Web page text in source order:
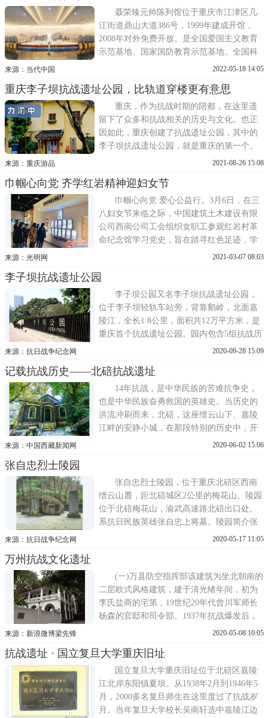
多名红岩英烈。群雕采用中国传统石窟艺术
的中心塔柱式结构，由438块
聂荣臻元帅陈列馆位于重庆市江津区几
江街道鼎山大道386号，1999年建成开馆，
2008年对外免费开放。是全国爱国主义教育
示范基地、国家国防教育示范基地、全国科
普教育基地、全国社会科学普及教育基地、
批党性教育基地网上展馆、国家AAAA级旅
游景区、国家二级博物馆，全国家庭教育创
新实践基地、川渝青少年思想政
来源：当代中国 2022-05-18 14:05
重庆李子坝抗战遗址公园，比轨道穿楼更有意思
重庆，作为抗战时期的陪都，在这里遗
留下了众多和抗战相关的历史与文化。也正
因如此，重庆创建了抗战遗址公园，其中的
李子坝抗战遗址公园，就是重庆的第一个。
李子坝抗战遗址公园位于李子坝正街66号，
度约有1 8公里，占地面积约12万平方米。李
子坝抗战遗址公园原本是一片居民区，但是
大都属于危房，在对其
来源：重庆游品 2021-08-26 15:08
巾帼心向党 齐学红岩精神迎妇女节
巾帼心向党 爱心公益行。3月6日，在三
八妇女节来临之际，中国建筑土木建设有限
公司西南公司工会组织女职工参观红岩村革
命纪念馆学习党史，旨在踏寻红色足迹，学
习百年党史，感悟红岩精神，筑牢信仰之
央南方历史专题展览——千秋红岩，馆内配
套设施完善，展陈形式多样，使大家在参观
中犹如身临其境，在大量
来源：光明网 2021-03-07 08:03
李子坝抗战遗址公园
李子坝公园又名李子坝抗战遗址公园，
位于李子坝轻轨车站旁，背靠鹅岭，北面嘉
陵江，全长1 8公里，面积共12万平方米，是
重庆首个抗战遗址公园。园内包含5组抗战历
史文物建筑，分别是高公馆、李根固旧居、
旧址，集中展示了重庆抗战时期的政治、经
济、文化、军事、外交、金融等各个方面的
历史风貌，是抗战文化
来源：抗日战争纪念网 2020-09-28 15:09
记载抗战历史——北碚抗战遗址
14年抗战，是中华民族的苦难抗争史，
也是中华民族奋勇救国的英雄史。当历史的
洪流冲刷而来，北碚，这座缙云山下、嘉陵
江畔的安静小城，在那段特别的历史中，开
始牵动全中国敏感的神经末梢。抗战时期，
里传下佳话。73多年过去，当游客漫步北
碚，仍会感叹血色岁月并未走远
来源：中国西藏新闻网 2020-06-02 15:06
张自忠烈士陵园
张自忠烈士陵园，位于重庆北碚区西南
缙云山麓，距北碚城区2公里的梅花山。陵园
位于北碚梅花山，渝武高速路北碚出口处。
系抗日民族英雄张自忠上将墓。陵园简介张
自忠路烈士陵园有一座平面为长方形，座南
园大门与纪念广场的是一条48米长的花带、
彩道，整个陵园显得
来源：抗日战争纪念网 2020-05-17 11:05
万州抗战文化遗址
(一)万县防空指挥部该建筑为坐北朝南的
二层欧式风格建筑，建于清光绪年间，初为
李氏盐商的宅第，19世纪20年代曾川军师长
杨森的官邸和司令部。1937年抗战爆发后，
到至1945年，作为万县的抗日防空指挥部，
火、组织战时军民疏散的指挥中心。(二)万
县大轰炸白骨塔1940年7月28，日本侵略者出
动飞机62架
来源：新浪微博梁先锋 2020-05-08 10:05
抗战遗址 · 国立复旦大学重庆旧址
国立复旦大学重庆旧址位于北碚区嘉陵
江北岸东阳镇夏坝。从1938年2月到1946年5
月，2000多名复旦师生在这里度过了抗战岁
月。当年复旦大学校长吴南轩选中嘉陵江边